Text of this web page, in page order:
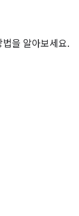
을 알아보세요.